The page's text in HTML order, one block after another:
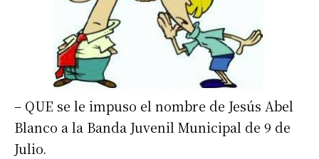
– QUE se le impuso el nombre de Jesús Abel
Blanco a la Banda Juvenil Municipal de 9 de
Julio.